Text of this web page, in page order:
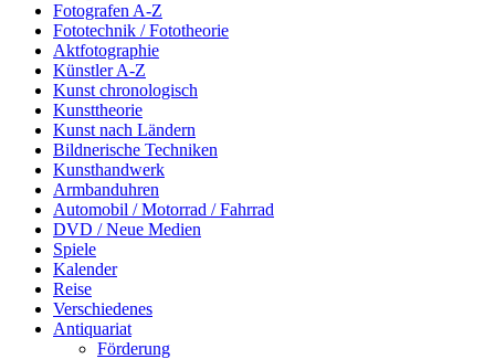
Fotografen A-Z
Fototechnik / Fototheorie
Aktfotographie
Künstler A-Z
Kunst chronologisch
Kunsttheorie
Kunst nach Ländern
Bildnerische Techniken
Kunsthandwerk
Armbanduhren
Automobil / Motorrad / Fahrrad
DVD / Neue Medien
Spiele
Kalender
Reise
Verschiedenes
Antiquariat
Förderung